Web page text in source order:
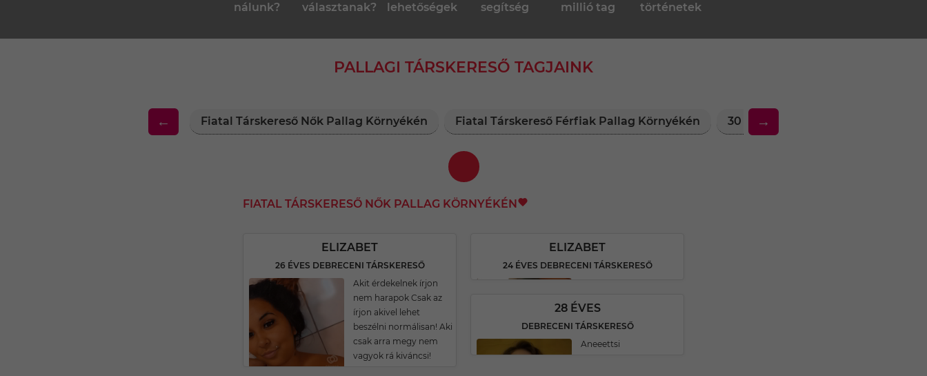
nálunk?
választanak?
lehetőségek
segítség
millió tag
történetek
PALLAGI TÁRSKERESŐ TAGJAINK
← Fiatal Társkereső Nők Pallag Környékén Fiatal Társkereső Férfiak Pallag Környékén 30 Feletti Társkereső Nők Pallag
→
FIATAL TÁRSKERESŐ NŐK PALLAG KÖRNYÉKÉN
ELIZABET
26 ÉVES DEBRECENI TÁRSKERESŐ
Akit érdekelnek írjon
nem harapok Csak az
írjon akivel lehet
beszélni normálisan! Aki
csak arra megy nem
vagyok rá kiváncsi!
ELIZABET
24 ÉVES DEBRECENI TÁRSKERESŐ
28 ÉVES
DEBRECENI TÁRSKERESŐ
Aneeettsi